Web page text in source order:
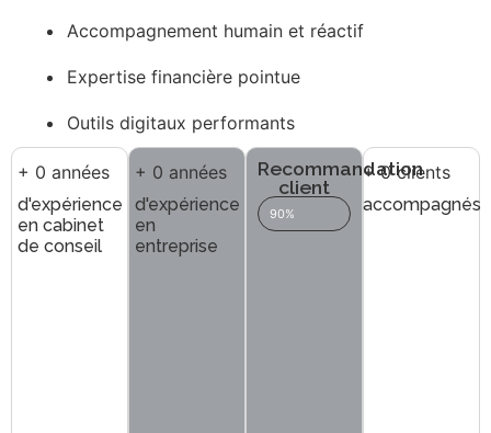
Accompagnement humain et réactif
Expertise financière pointue
Outils digitaux performants
+ 0 années
d'expérience
en cabinet
de conseil
+ 0 années
d'expérience
en
entreprise
Recommandation
client
90%
+0clients
accompagnés